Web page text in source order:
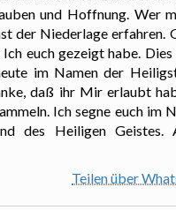
und Hoffnung. Wer
der Niederlage erfahren.
Ich euch gezeigt habe.
im Namen der
daß ihr Mir erlaubt
Ich segne euch im
des Heiligen Geistes.
Teilen über